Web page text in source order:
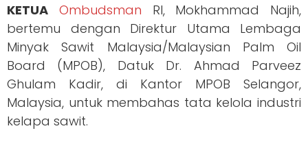
KETUA Ombudsman RI, Mokhammad Najih,
bertemu dengan Direktur Utama Lembaga
Minyak Sawit Malaysia/Malaysian Palm Oil
Board (MPOB), Datuk Dr. Ahmad Parveez
Ghulam Kadir, di Kantor MPOB Selangor,
Malaysia, untuk membahas tata kelola industri
kelapa sawit.